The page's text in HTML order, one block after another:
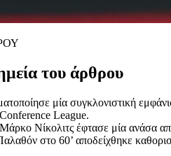
του άρθρου
μία συγκλονιστική
League.
Νίκολιτς έφτασε μία ανάσα
στο 60’ αποδείχθηκε